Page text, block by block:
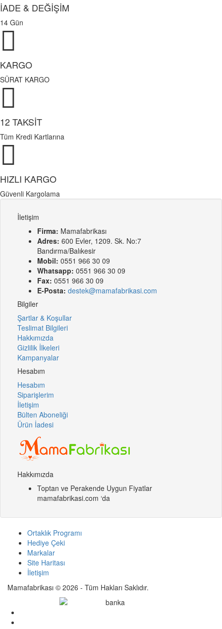
İADE & DEĞİŞİM
14 Gün
KARGO
SÜRAT KARGO
12 TAKSİT
Tüm Kredi Kartlarına
HIZLI KARGO
Güvenli Kargolama
İletişim
Firma: Mamafabrikası
Adres: 600 Evler, 1209. Sk. No:7
Bandırma/Balıkesir
Mobil: 0551 966 30 09
Whatsapp: 0551 966 30 09
Fax: 0551 966 30 09
E-Posta: destek@mamafabrikasi.com
Bilgiler
Şartlar & Koşullar
Teslimat Bilgileri
Hakkımızda
Gizlilik İlkeleri
Kampanyalar
Hesabım
Hesabım
Siparişlerim
İletişim
Bülten Aboneliği
Ürün İadesi
Hakkımızda
Toptan ve Perakende Uygun Fiyatlar
mamafabrikasi.com ‘da
Ortaklık Programı
Hediye Çeki
Markalar
Site Haritası
İletişim
Mamafabrikası © 2026 - Tüm Hakları Saklıdır.